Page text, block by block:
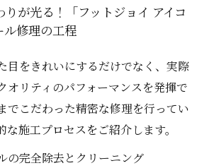
が光る！「フットジョイ アイコ
ル修理の工程
目をきれいにするだけでなく、実際
オリティのパフォーマンスを発揮で
でこだわった精密な修理を行ってい
な施工プロセスをご紹介します。
完全除去とクリーニング